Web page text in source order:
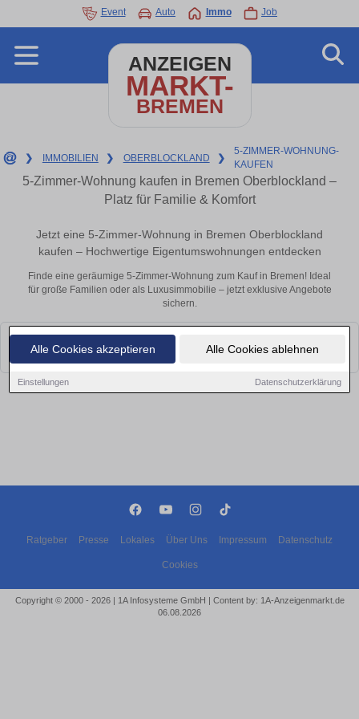
Alle Cookies akzeptieren Alle Cookies ablehnen
Einstellungen Datenschutzerklärung
Event Auto Immo Job
ANZEIGEN
MARKT-
BREMEN
❯ IMMOBILIEN ❯ OBERBLOCKLAND ❯
5-ZIMMER-WOHNUNG-
KAUFEN
5-Zimmer-Wohnung kaufen in Bremen Oberblockland –
Platz für Familie & Komfort
Jetzt eine 5-Zimmer-Wohnung in Bremen Oberblockland
kaufen – Hochwertige Eigentumswohnungen entdecken
Finde eine geräumige 5-Zimmer-Wohnung zum Kauf in Bremen! Ideal
für große Familien oder als Luxusimmobilie – jetzt exklusive Angebote
sichern.
Leider konnten wir derzeit keine passenden Objekte finden. Schauen Sie
bald wieder vorbei!
Ratgeber Presse Lokales Über Uns Impressum Datenschutz
Cookies
Copyright © 2000 - 2026 | 1A Infosysteme GmbH | Content by: 1A-Anzeigenmarkt.de
06.08.2026